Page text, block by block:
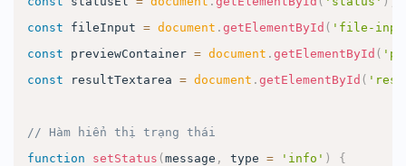
const fileInput = document . getElementById ( 'file-
const previewContainer = document . getElementById (
const resultTextarea = document . getElementById (
// Hàm hiển thị trạng thái
function
setStatus ( message , type = 'info' )
{